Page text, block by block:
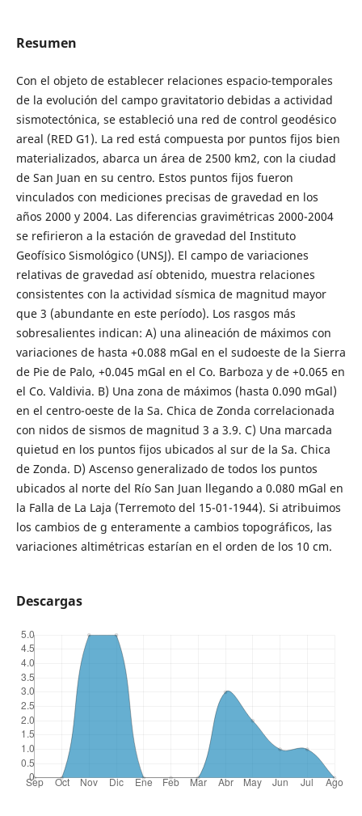
Resumen
Con el objeto de establecer relaciones espacio-temporales
de la evolución del campo gravitatorio debidas a actividad
sismotectónica, se estableció una red de control geodésico
areal (RED G1). La red está compuesta por puntos fijos bien
materializados, abarca un área de 2500 km2, con la ciudad
de San Juan en su centro. Estos puntos fijos fueron
vinculados con mediciones precisas de gravedad en los
años 2000 y 2004. Las diferencias gravimétricas 2000-2004
se refirieron a la estación de gravedad del Instituto
Geofísico Sismológico (UNSJ). El campo de variaciones
relativas de gravedad así obtenido, muestra relaciones
consistentes con la actividad sísmica de magnitud mayor
que 3 (abundante en este período). Los rasgos más
sobresalientes indican: A) una alineación de máximos con
variaciones de hasta +0.088 mGal en el sudoeste de la Sierra
de Pie de Palo, +0.045 mGal en el Co. Barboza y de +0.065 en
el Co. Valdivia. B) Una zona de máximos (hasta 0.090 mGal)
en el centro-oeste de la Sa. Chica de Zonda correlacionada
con nidos de sismos de magnitud 3 a 3.9. C) Una marcada
quietud en los puntos fijos ubicados al sur de la Sa. Chica
de Zonda. D) Ascenso generalizado de todos los puntos
ubicados al norte del Río San Juan llegando a 0.080 mGal en
la Falla de La Laja (Terremoto del 15-01-1944). Si atribuimos
los cambios de g enteramente a cambios topográficos, las
variaciones altimétricas estarían en el orden de los 10 cm.
Descargas